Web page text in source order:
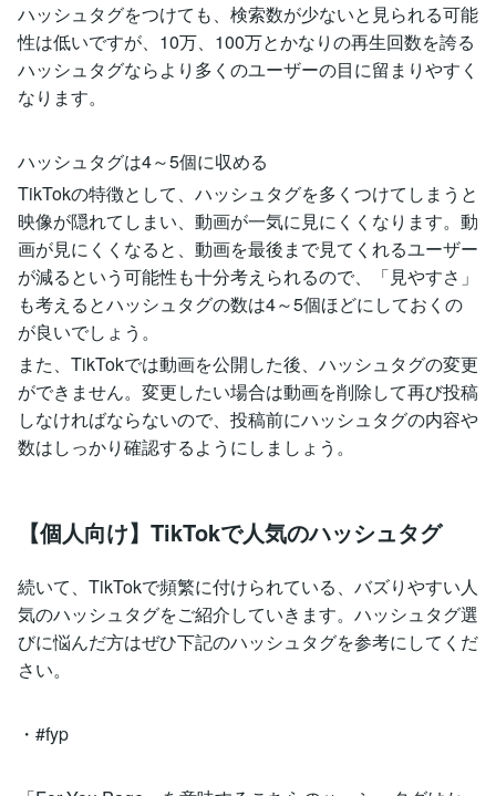
ハッシュタグをつけても、検索数が少ないと見られる可能
性は低いですが、10万、100万とかなりの再生回数を誇る
ハッシュタグならより多くのユーザーの目に留まりやすく
なります。
ハッシュタグは4～5個に収める
TikTokの特徴として、ハッシュタグを多くつけてしまうと
映像が隠れてしまい、動画が一気に見にくくなります。動
画が見にくくなると、動画を最後まで見てくれるユーザー
が減るという可能性も十分考えられるので、「見やすさ」
も考えるとハッシュタグの数は4～5個ほどにしておくの
が良いでしょう。
また、TikTokでは動画を公開した後、ハッシュタグの変更
ができません。変更したい場合は動画を削除して再び投稿
しなければならないので、投稿前にハッシュタグの内容や
数はしっかり確認するようにしましょう。
【個人向け】TikTokで人気のハッシュタグ
続いて、TikTokで頻繁に付けられている、バズりやすい人
気のハッシュタグをご紹介していきます。ハッシュタグ選
びに悩んだ方はぜひ下記のハッシュタグを参考にしてくだ
さい。
・#fyp